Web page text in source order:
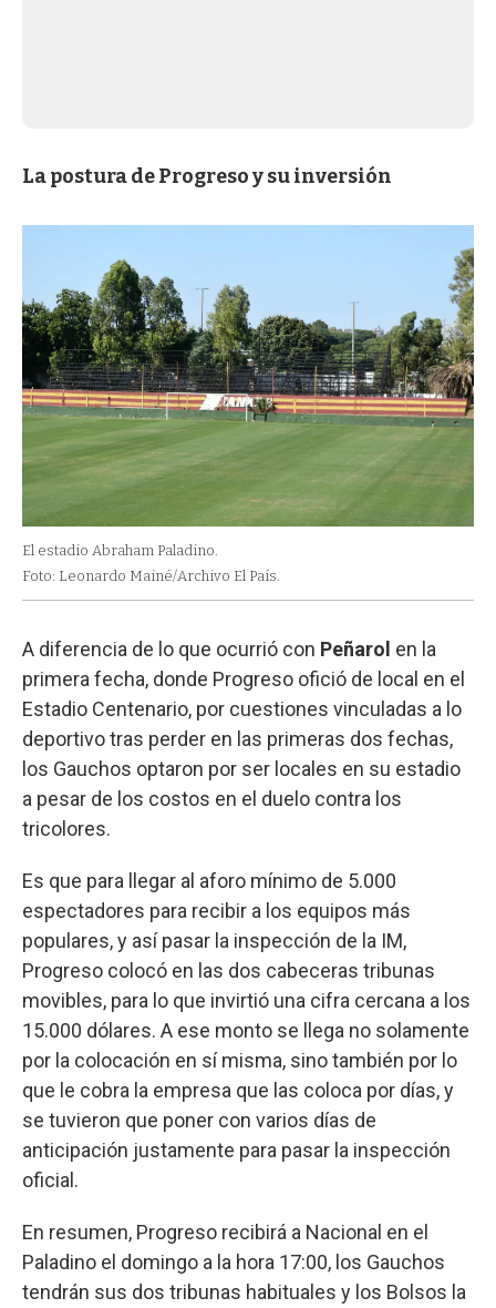
La postura de Progreso y su inversión
El estadio Abraham Paladino.
Foto: Leonardo Mainé/Archivo El País.
A diferencia de lo que ocurrió con Peñarol en la
primera fecha, donde Progreso ofició de local en el
Estadio Centenario, por cuestiones vinculadas a lo
deportivo tras perder en las primeras dos fechas,
los Gauchos optaron por ser locales en su estadio
a pesar de los costos en el duelo contra los
tricolores.
Es que para llegar al aforo mínimo de 5.000
espectadores para recibir a los equipos más
populares, y así pasar la inspección de la IM,
Progreso colocó en las dos cabeceras tribunas
movibles, para lo que invirtió una cifra cercana a los
15.000 dólares. A ese monto se llega no solamente
por la colocación en sí misma, sino también por lo
que le cobra la empresa que las coloca por días, y
se tuvieron que poner con varios días de
anticipación justamente para pasar la inspección
oficial.
En resumen, Progreso recibirá a Nacional en el
Paladino el domingo a la hora 17:00, los Gauchos
tendrán sus dos tribunas habituales y los Bolsos la